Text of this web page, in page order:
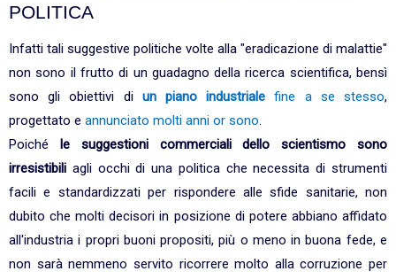
POLITICA
Infatti tali suggestive politiche volte alla "eradicazione di malattie"
non sono il frutto di un guadagno della ricerca scientifica, bensì
sono gli obiettivi di un piano industriale fine a se stesso,
progettato e annunciato molti anni or sono.
Poiché
le suggestioni commerciali dello scientismo sono
irresistibili agli occhi di una politica che necessita di strumenti
facili e standardizzati per rispondere alle sfide sanitarie, non
dubito che molti decisori in posizione di potere abbiano affidato
all'industria i propri buoni propositi, più o meno in buona fede, e
non sarà nemmeno servito ricorrere molto alla corruzione per